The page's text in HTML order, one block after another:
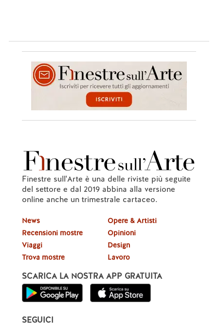
Finestre sull'Arte è una delle riviste più seguite
del settore e dal 2019 abbina alla versione
online anche un trimestrale cartaceo.
News
Recensioni mostre
Viaggi
Trova mostre
Opere & Artisti
Opinioni
Design
Lavoro
SCARICA LA NOSTRA APP GRATUITA
SEGUICI